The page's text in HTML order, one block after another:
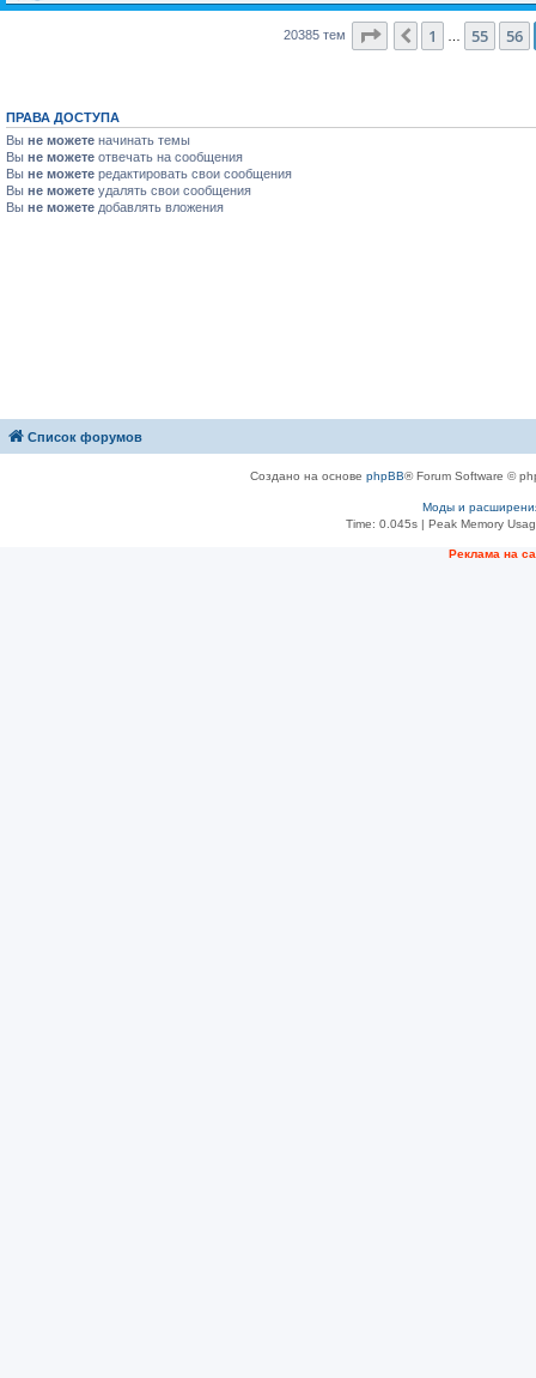
20385 тем Страница 57из 816
Пред.
1 55 56
ПРАВА ДОСТУПА
Вы не можете начинать темы
Вы не можете отвечать на сообщения
Вы не можете редактировать свои сообщения
Вы не можете удалять свои сообщения
Вы не можете добавлять вложения
Список форумов
Создано на основе phpBB® Forum Software ©
Моды и
Time: 0.045s| Peak Memory
Рeклама на